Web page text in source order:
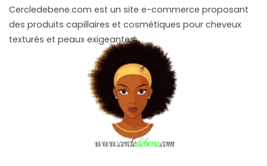
Cercledebene.com est un site e-commerce proposant
des produits capillaires et cosmétiques pour cheveux
texturés et peaux exigeantes.